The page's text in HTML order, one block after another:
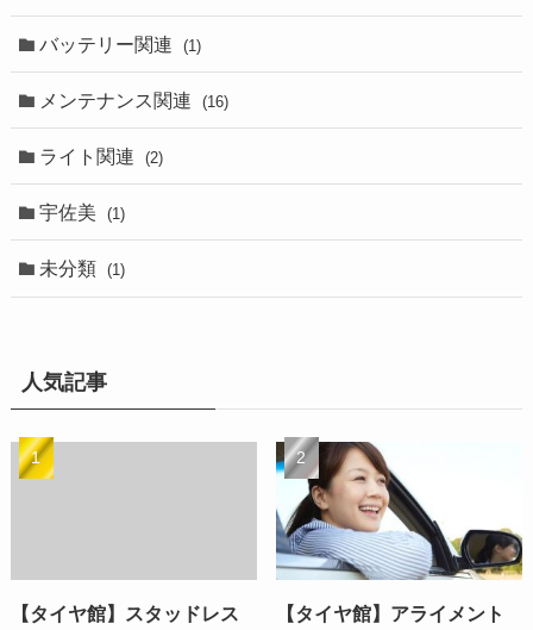
バッテリー関連 (1)
メンテナンス関連 (16)
ライト関連 (2)
宇佐美 (1)
未分類 (1)
人気記事
【タイヤ館】スタッドレス
【タイヤ館】アライメント